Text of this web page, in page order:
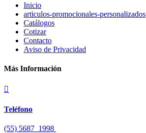
Inicio
articulos-promocionales-personalizados
Catálogos
Cotizar
Contacto
Aviso de Privacidad
Más Información

Teléfono
(55) 5687 1998